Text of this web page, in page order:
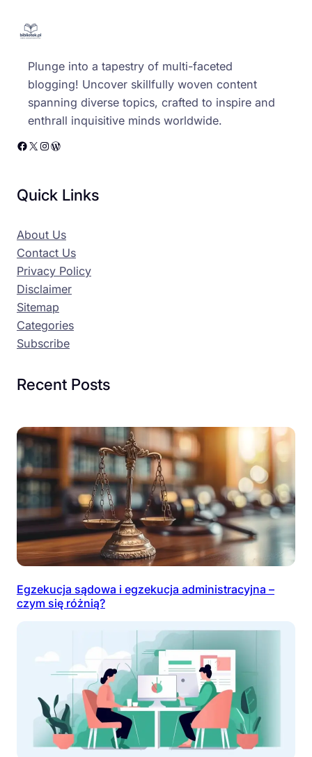
Plunge into a tapestry of multi-faceted
blogging! Uncover skillfully woven content
spanning diverse topics, crafted to inspire and
enthrall inquisitive minds worldwide.
Facebook X Instagram WordPress
Quick Links
About Us
Contact Us
Privacy Policy
Disclaimer
Sitemap
Categories
Subscribe
Recent Posts
Egzekucja sądowa i egzekucja administracyjna –
czym się różnią?